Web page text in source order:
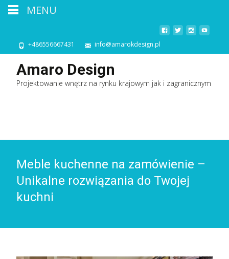
+486556667431 info@amarokdesign.pl
Amaro Design
Projektowanie wnętrz na rynku krajowym jak i zagranicznym
Meble kuchenne na zamówienie –
Unikalne rozwiązania do Twojej
kuchni
MENU